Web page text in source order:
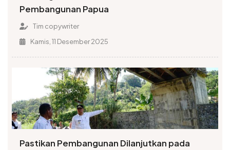
Pembangunan Papua
Tim copywriter
Kamis, 11 Desember 2025
Pastikan Pembangunan Dilanjutkan pada